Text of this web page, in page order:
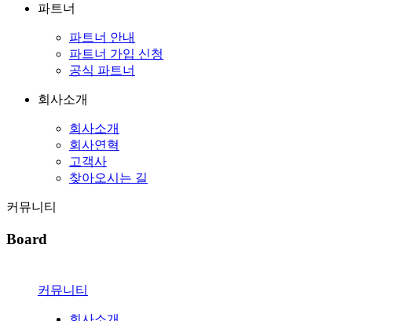
파트너
파트너 안내
파트너 가입 신청
공식 파트너
회사소개
회사소개
회사연혁
고객사
찾아오시는 길
커뮤니티
Board
커뮤니티